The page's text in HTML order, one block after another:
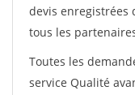
devis enregistrées
tous les
Toutes les
service Qualité